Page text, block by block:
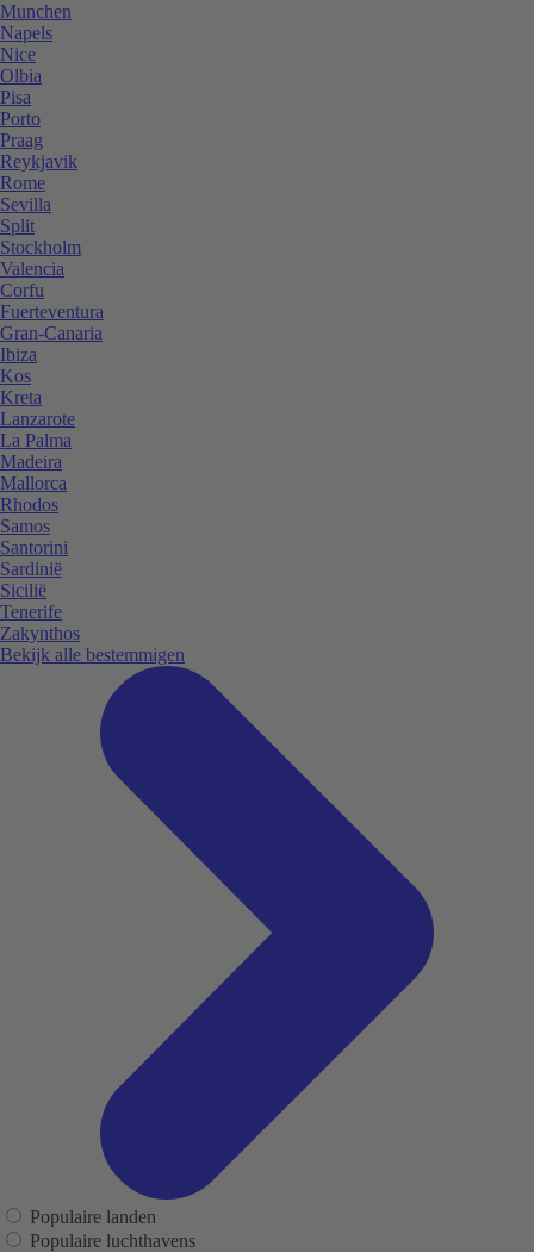
Munchen
Napels
Nice
Olbia
Pisa
Porto
Praag
Reykjavik
Rome
Sevilla
Split
Stockholm
Valencia
Corfu
Fuerteventura
Gran-Canaria
Ibiza
Kos
Kreta
Lanzarote
La Palma
Madeira
Mallorca
Rhodos
Samos
Santorini
Sardinië
Sicilië
Tenerife
Zakynthos
Bekijk alle bestemmigen
Populaire landen
Populaire luchthavens